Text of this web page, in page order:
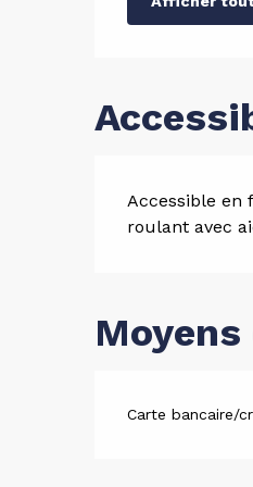
Accessible en
roulant avec
Carte bancaire/